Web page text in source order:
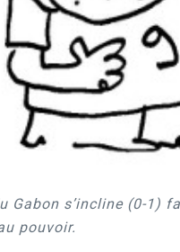
Gabon s’incline (0-
pouvoir.